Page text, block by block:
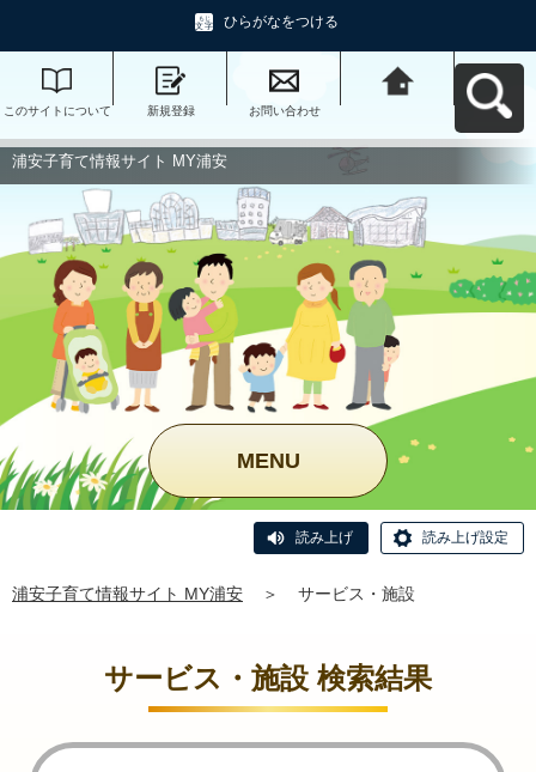
ひらがなをつける
このサイトについて 新規登録 お問い合わせ
浦安子育て情報サイト MY浦安
MENU
読み上げ 読み上げ設定
浦安子育て情報サイト MY浦安 ＞ サービス・施設
サービス・施設 検索結果